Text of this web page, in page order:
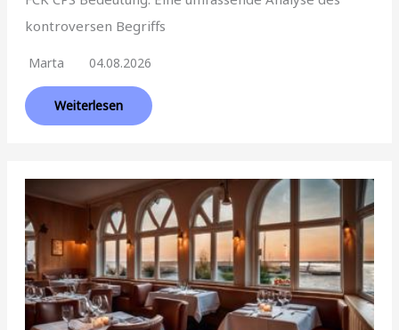
kontroversen Begriffs
Marta 04.08.2026
Weiterlesen